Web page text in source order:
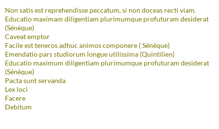
Non satis est reprehendisse peccatum, si non doceas recti viam.
Educatio maximam diligentiam plurimumque profuturam desiderat
(Sénèque)
Caveat emptor
Facile est teneros adhuc animos componere ( Sénèque)
Emendatio pars studiorum longue utilissima (Quintilien)
Educatio maximum diligentiam plurimumque profuturam desiderat
(Sénèque)
Pacta sunt servanda
Lex loci
Facere
Debitum